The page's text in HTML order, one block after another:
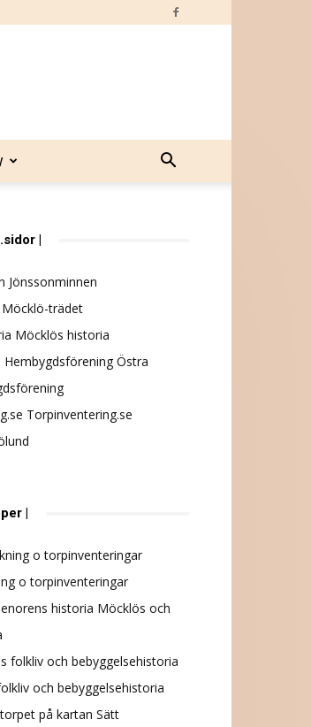
|
Jönssonminnen
Möcklö-trädet
Möcklös historia
Östra
Torpinventering.se
|
o torpinventeringar
Möcklös och
och bebyggelsehistoria
Sätt